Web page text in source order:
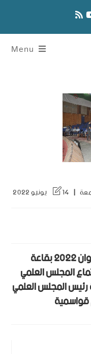
Menu
14 يونيو 2022
إنعقد صباح اليوم الثلاثاء 14 جوان 2022 بقاعة
المجلس العلمي
رئيس المجلس العلمي